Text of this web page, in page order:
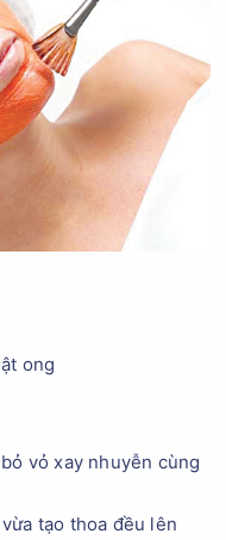
ong
vỏ xay nhuyễn cùng
tạo thoa đều lên